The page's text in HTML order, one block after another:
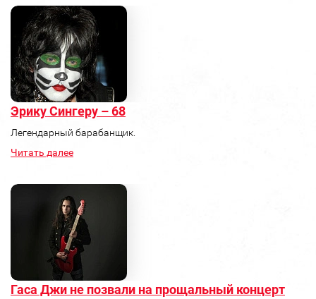
Эрику Сингеру – 68
Легендарный барабанщик.
Читать далее
Гаса Джи не позвали на прощальный концерт